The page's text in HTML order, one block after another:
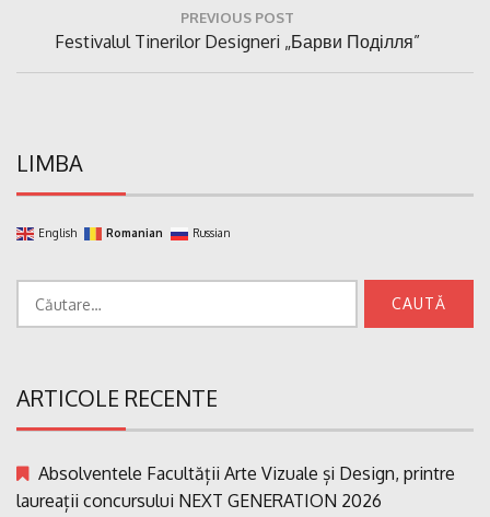
articole
PREVIOUS POST
Previous
Post:
Festivalul Tinerilor Designeri „Барви Поділля”
LIMBA
English Romanian Russian
ARTICOLE RECENTE
Absolventele Facultății Arte Vizuale și Design, printre
laureații concursului NEXT GENERATION 2026